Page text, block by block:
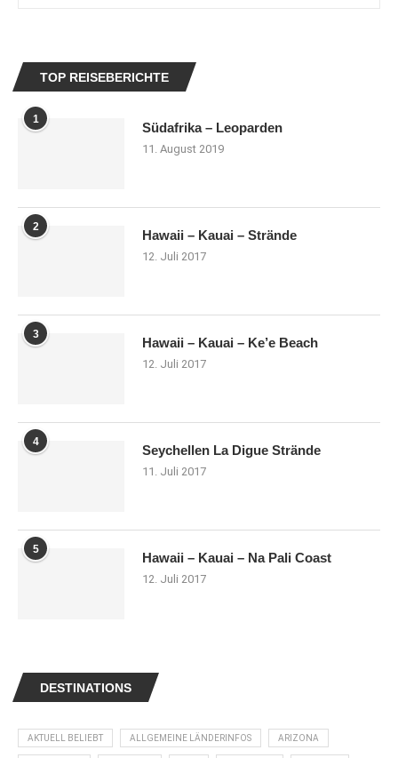
TOP REISEBERICHTE
1
Südafrika – Leoparden
11. August 2019
2
Hawaii – Kauai – Strände
12. Juli 2017
3
Hawaii – Kauai – Ke’e Beach
12. Juli 2017
4
Seychellen La Digue Strände
11. Juli 2017
5
Hawaii – Kauai – Na Pali Coast
12. Juli 2017
DESTINATIONS
AKTUELL BELIEBT ALLGEMEINE LÄNDERINFOS ARIZONA